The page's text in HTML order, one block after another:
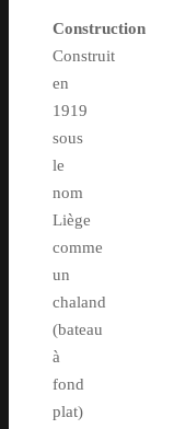
Construction
Construit
en
1919
sous
le
nom
Liège
comme
un
chaland
(bateau
à
fond
plat)